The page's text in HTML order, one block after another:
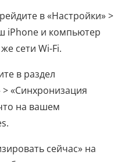
в «Настройки» >
iPhone и компьютер
сети Wi-Fi.
в раздел
«Синхронизация
на вашем
сейчас» на